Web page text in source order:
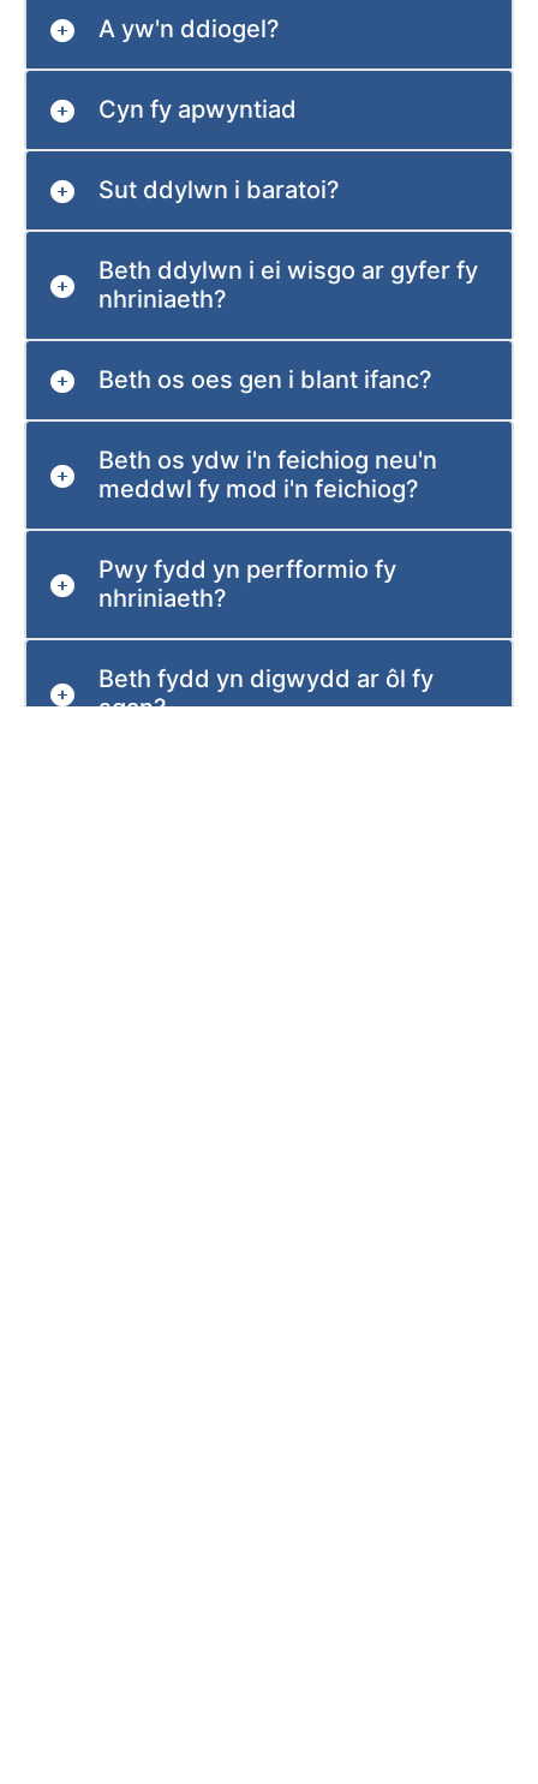
A yw'n ddiogel?
Cyn fy apwyntiad
Sut ddylwn i baratoi?
Beth ddylwn i ei wisgo ar gyfer fy
nhriniaeth?
Beth os oes gen i blant ifanc?
Beth os ydw i'n feichiog neu'n
meddwl fy mod i'n feichiog?
Pwy fydd yn perfformio fy
nhriniaeth?
Beth fydd yn digwydd ar ôl fy
sgan?